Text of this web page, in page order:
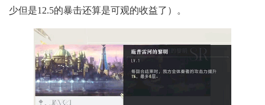
少但是12.5的暴击还算是可观的收益了）。